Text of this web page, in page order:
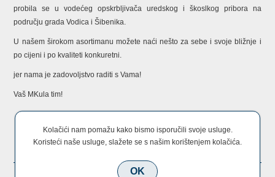
probila se u vodećeg opskrbljivača uredskog i škoslkog pribora na
području grada Vodica i Šibenika.
U našem širokom asortimanu možete naći nešto za sebe i svoje bližnje i
po cijeni i po kvaliteti konkuretni.
jer nama je zadovoljstvo raditi s Vama!
Vaš MKula tim!
KONTAKTIRAJTE NAS
Kolačići nam pomažu kako bismo isporučili svoje usluge.
Koristeći naše usluge, slažete se s našim korištenjem kolačića.
OK